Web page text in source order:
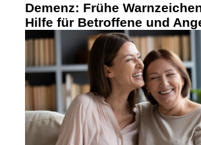
Demenz: Frühe
Hilfe für Betroffene und